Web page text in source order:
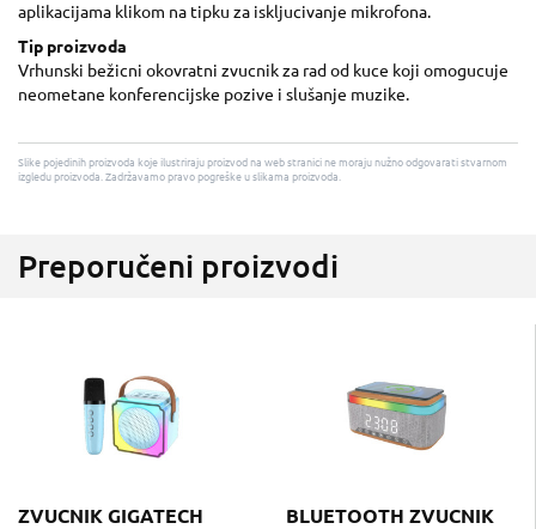
aplikacijama klikom na tipku za iskljucivanje mikrofona.
Tip proizvoda
Vrhunski bežicni okovratni zvucnik za rad od kuce koji omogucuje
neometane konferencijske pozive i slušanje muzike.
Slike pojedinih proizvoda koje ilustriraju proizvod na web stranici ne moraju nužno odgovarati stvarnom
izgledu proizvoda. Zadržavamo pravo pogreške u slikama proizvoda.
Preporučeni proizvodi
ZVUCNIK GIGATECH
BLUETOOTH ZVUCNIK